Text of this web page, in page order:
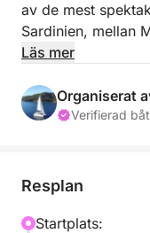
av de mest
Sardinien, mellan
Smeralda. En dag
vatten, gömda
stränder och
snorkling.
Läs mer
Organiserat
Verifierad båt
Resplan
Startplats: